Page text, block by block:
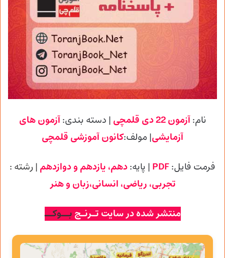
نام:آزمون 22 دی قلمچی | دسته بندی:آزمون های
آزمایشی| مولف:کانون آموزشی قلمچی
فرمت فایل:PDF | پایه:دهم، یازدهم و دوازدهم | رشته :
تجربی، ریاضی، انسانی،زبان و هنر
منتشر شده در سایت تـرنـج بــوکــ